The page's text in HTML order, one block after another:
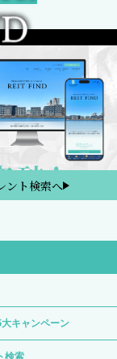
ント検索へ
キャンペーン
検索